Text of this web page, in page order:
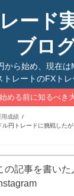
ード
ブロ
から始め、現在は
トレートのFXト
始める前に知るべ
用成績
円トレードに挑戦した
の記事を書いた